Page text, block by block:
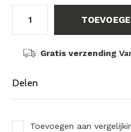
Gratis verzending
Delen
Toevoegen aan